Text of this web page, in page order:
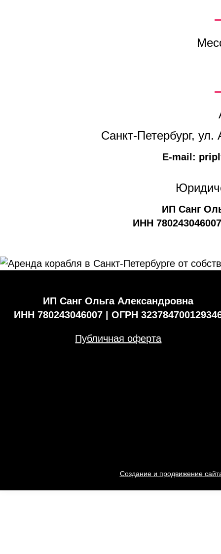
Санкт-Петербург,
E-mail:
ИП Санг
ИНН
ИП Санг Ольга Александровна
ИНН 780243046007 | ОГРН
Публичная оферта
Создание и продвижение